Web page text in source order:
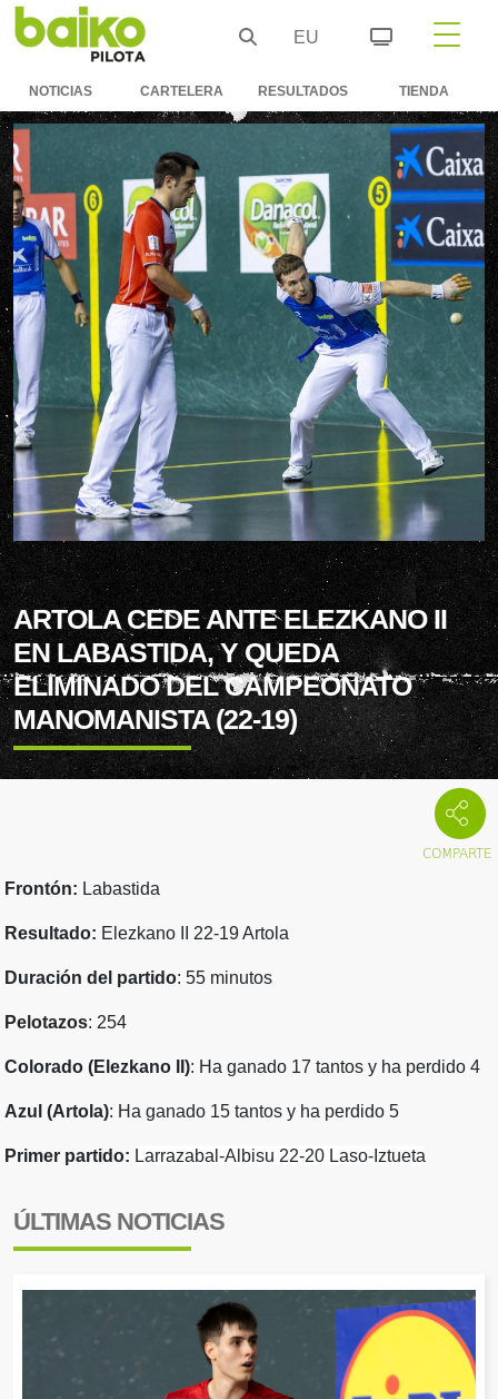
EU
NOTICIAS CARTELERA RESULTADOS TIENDA
ARTOLA CEDE ANTE ELEZKANO II
EN LABASTIDA, Y QUEDA
ELIMINADO DEL CAMPEONATO
MANOMANISTA (22-19)
Frontón: Labastida
Resultado: Elezkano II 22-19 Artola
Duración del partido: 55 minutos
Pelotazos: 254
Colorado (Elezkano II): Ha ganado 17 tantos y ha perdido 4
Azul (Artola): Ha ganado 15 tantos y ha perdido 5
Primer partido: Larrazabal-Albisu 22-20 Laso-Iztueta
ÚLTIMAS NOTICIAS